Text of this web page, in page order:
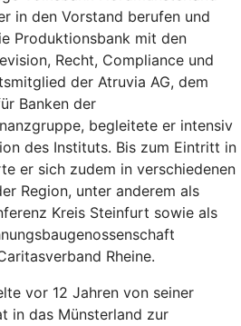
in den Vorstand berufen und
Produktionsbank mit den
Recht, Compliance und
der Atruvia AG, dem
Banken der
begleitete er intensiv
des Instituts. Bis zum Eintritt in
er sich zudem in verschiedenen
Region, unter anderem als
Kreis Steinfurt sowie als
Rheine.
vor 12 Jahren von seiner
in das Münsterland zur